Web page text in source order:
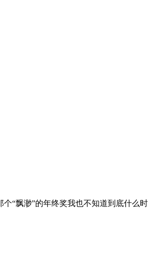
“飘渺”的年终奖我也不知道到底什么时